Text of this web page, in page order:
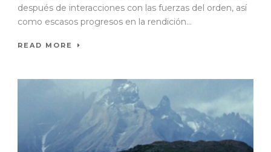
después de interacciones con las fuerzas del orden, así
como escasos progresos en la rendición...
READ MORE